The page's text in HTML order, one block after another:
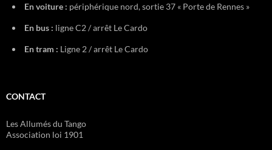
En voiture : périphérique nord, sortie 37 « Porte de Rennes »
En bus : ligne C2 / arrêt Le Cardo
En tram : Ligne 2 / arrêt Le Cardo
CONTACT
Les Allumés du Tango
Association loi 1901